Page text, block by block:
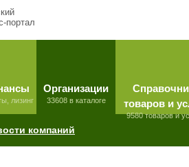
портал
лизинг
Организации
33608 в каталоге
товаров и
9580 товаров и
компаний